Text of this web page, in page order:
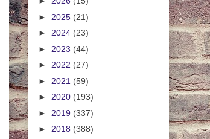
► 2025 (21)
► 2024 (23)
► 2023 (44)
► 2022 (27)
► 2021 (59)
► 2020 (193)
► 2019 (337)
► 2018 (388)